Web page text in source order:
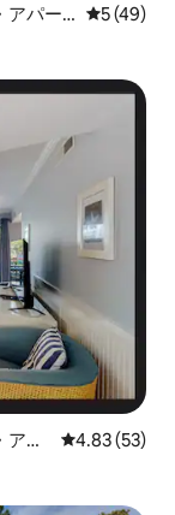
アパー
レビュー
5 (49)
パ
レビュー53
4.83 (53)